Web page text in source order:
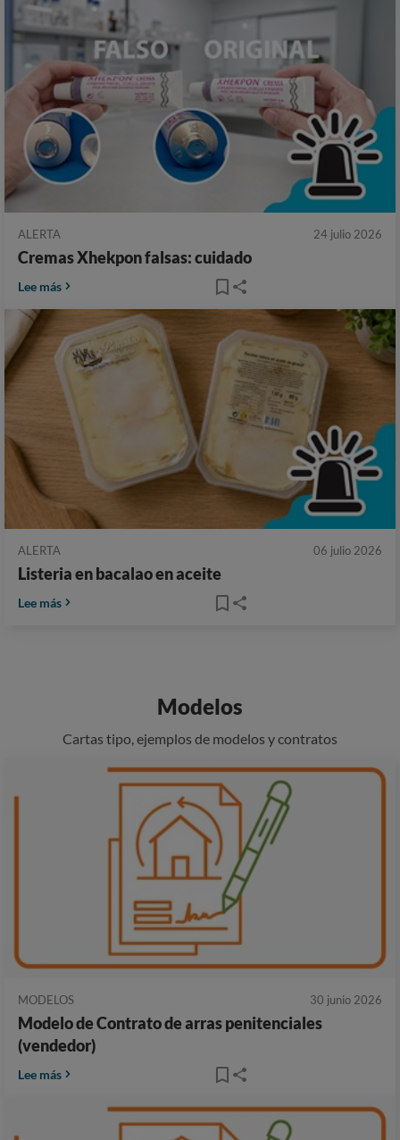
ALERTA 24 julio 2026
Cremas Xhekpon falsas: cuidado
Lee más
ALERTA 06 julio 2026
Listeria en bacalao en aceite
Lee más
Modelos
Cartas tipo, ejemplos de modelos y contratos
MODELOS 30 junio 2026
Modelo de Contrato de arras penitenciales
(vendedor)
Lee más